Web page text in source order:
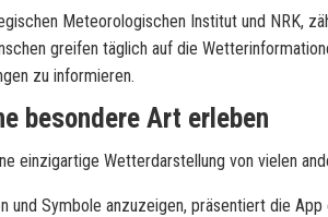
Meteorologischen Institut und NRK,
greifen täglich auf die
zu informieren.
besondere Art erleben
einzigartige Wetterdarstellung von vielen
und Symbole anzuzeigen, präsentiert die